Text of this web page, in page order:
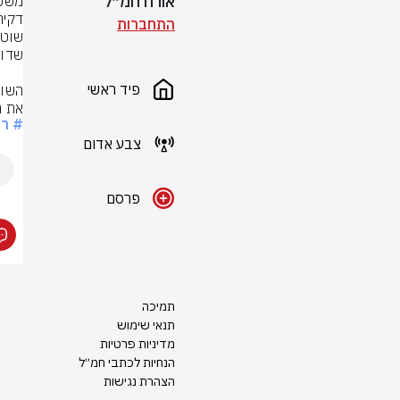
התחברות
פיד ראשי
צבע אדום
פרסם
תמיכה
תנאי שימוש
מדיניות פרטיות
הנחיות לכתבי חמ״ל
הצהרת נגישות
את
#